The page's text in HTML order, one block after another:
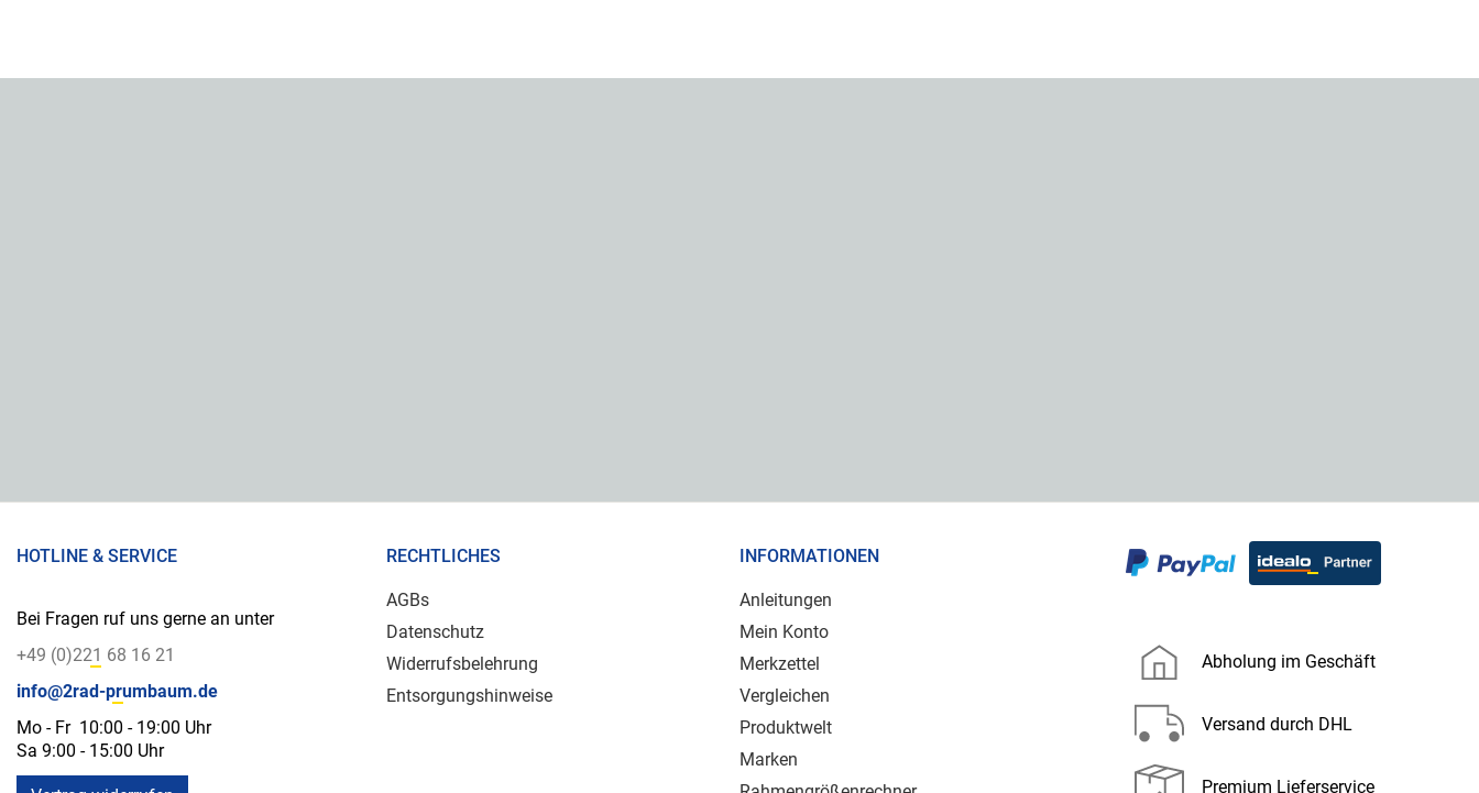
HOTLINE & SERVICE
Bei Fragen ruf uns gerne an unter
+49 (0)221 68 16 21
info@2rad-prumbaum.de
Mo - Fr 10:00 - 19:00 Uhr
Sa 9:00 - 15:00 Uhr
RECHTLICHES
AGBs
Datenschutz
Widerrufsbelehrung
Entsorgungshinweise
INFORMATIONEN
Anleitungen
Mein Konto
Merkzettel
Vergleichen
Produktwelt
Marken
Abholung im Geschäft
Versand durch DHL
Premium Lieferservice